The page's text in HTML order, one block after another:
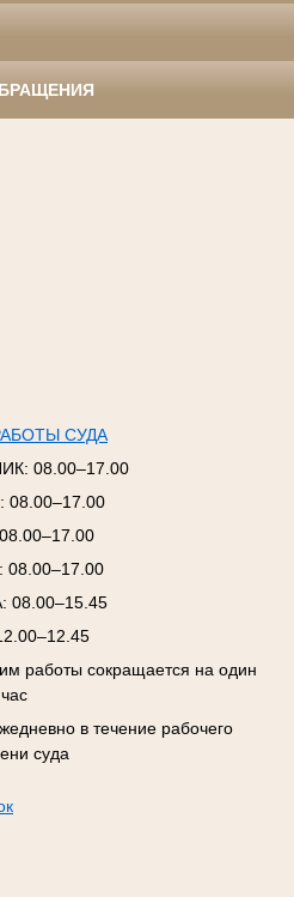
СУДА
08.00–17.00
08.00–17.00
08.00–17.00
08.00–17.00
08.00–15.45
работы сокращается на один
час
в течение рабочего
суда